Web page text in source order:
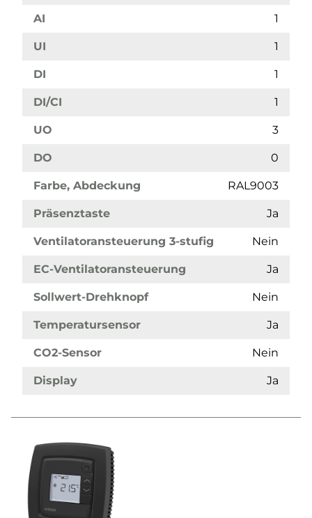
AI 1
UI 1
DI 1
DI/CI 1
UO 3
DO 0
Farbe, Abdeckung RAL9003
Präsenztaste Ja
Ventilatoransteuerung 3-stufig Nein
EC-Ventilatoransteuerung Ja
Sollwert-Drehknopf Nein
Temperatursensor Ja
CO2-Sensor Nein
Display Ja